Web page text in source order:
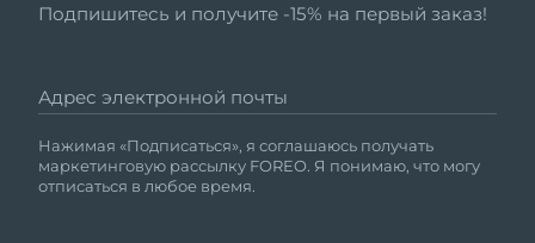
Подпишитесь и получите -15% на первый заказ!
Адрес электронной почты
Нажимая «Подписаться», я соглашаюсь получать
маркетинговую рассылку FOREO. Я понимаю, что могу
отписаться в любое время.